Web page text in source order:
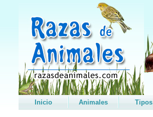
Inicio Animales Tipos